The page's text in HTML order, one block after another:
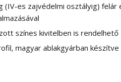
(IV-es zajvédelmi osztályig) felár
színes kivitelben is rendelhető
magyar ablakgyárban készítve